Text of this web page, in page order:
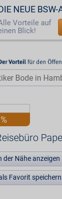
NEUE BSW-
Vorteile auf
Blick!
Mitglied werden
der Nähe anzeigen
Favorit speichern